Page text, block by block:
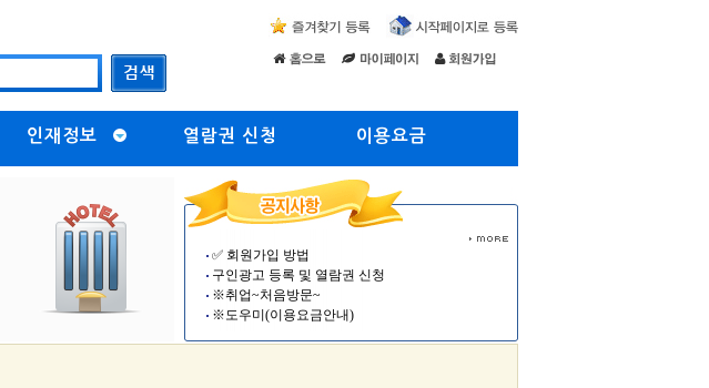
인재정보 열람권 신청 이용요금
✅ 회원가입 방법
구인광고 등록 및 열람권 신청
※취업~처음방문~
※도우미(이용요금안내)